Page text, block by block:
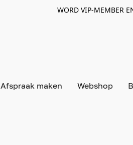
WORD VIP-MEMBER
Afspraak maken Webshop